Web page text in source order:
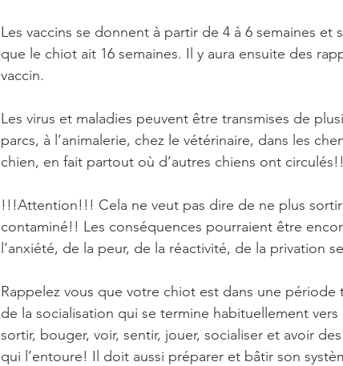
Les vaccins se donnent à partir de 4 à 6 semaines et
que le chiot ait 16 semaines. Il y aura ensuite des
vaccin.
Les virus et maladies peuvent être transmises de
parcs, à l’animalerie, chez le vétérinaire, dans les
chien, en fait partout où d’autres chiens ont circulés!!
!!!Attention!!! Cela ne veut pas dire de ne plus
contaminé!! Les conséquences pourraient être
l’anxiété, de la peur, de la réactivité, de la privation
Rappelez vous que votre chiot est dans une
de la socialisation qui se termine habituellement
sortir, bouger, voir, sentir, jouer, socialiser et avoir
qui l’entoure! Il doit aussi préparer et bâtir son